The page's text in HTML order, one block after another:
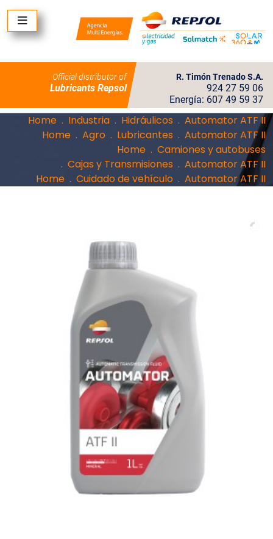
Official distributor of
Lubricants Repsol
R. Timón Trenado S.A.
924 27 59 06
Energía: 607 49 59 37
Home Industria Hidráulicos
Automator ATF II
Home
Agro Lubricantes
Automator ATF II
Home
Camiones y autobuses
Cajas y Transmisiones
Automator ATF II
Home
Cuidado de vehículo Automator ATF II